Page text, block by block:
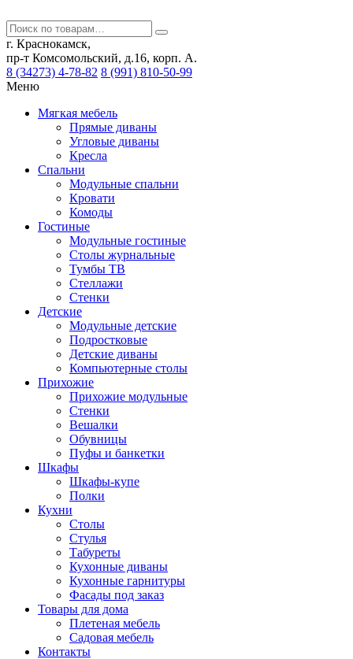
г. Краснокамск,
пр-т Комсомольский, д.16, корп. А.
8 (34273) 4-78-82 8 (991) 810-50-99
Меню
Мягкая мебель
Прямые диваны
Угловые диваны
Кресла
Спальни
Модульные спальни
Кровати
Комоды
Гостиные
Модульные гостиные
Столы журнальные
Тумбы ТВ
Стеллажи
Стенки
Детские
Модульные детские
Подростковые
Детские диваны
Компьютерные столы
Прихожие
Прихожие модульные
Стенки
Вешалки
Обувницы
Пуфы и банкетки
Шкафы
Шкафы-купе
Полки
Кухни
Столы
Стулья
Табуреты
Кухонные диваны
Кухонные гарнитуры
Фасады под заказ
Товары для дома
Плетеная мебель
Садовая мебель
Контакты